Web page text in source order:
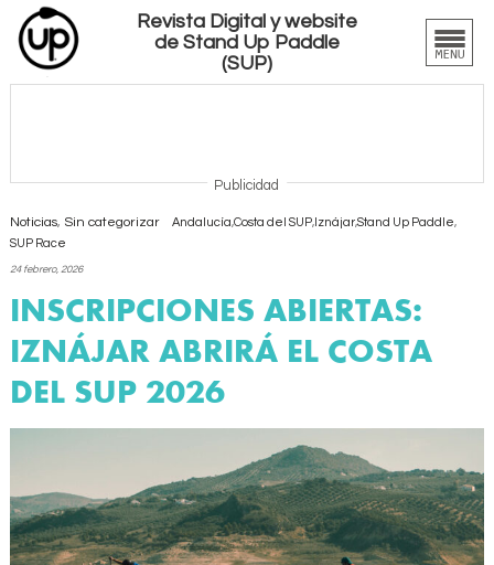
Revista Digital y website
de Stand Up Paddle
(SUP)
Publicidad
Noticias, Sin categorizar Andalucía,Costa del SUP,Iznájar,Stand Up Paddle,
SUP Race
24 febrero, 2026
INSCRIPCIONES ABIERTAS:
IZNÁJAR ABRIRÁ EL COSTA
DEL SUP 2026